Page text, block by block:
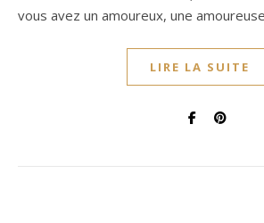
vous avez un amoureux, une
LIRE LA SUITE